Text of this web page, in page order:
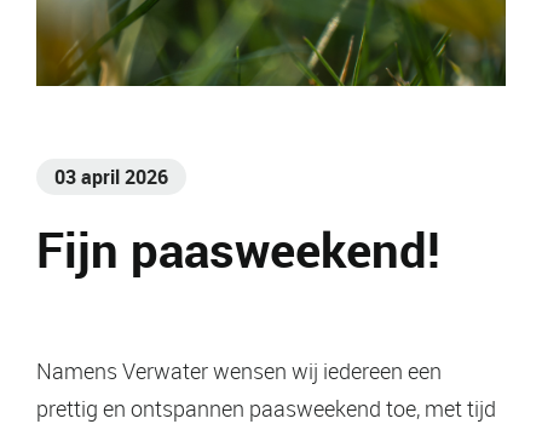
03 april 2026
Fijn paasweekend!
Namens Verwater wensen wij iedereen een
prettig en ontspannen paasweekend toe, met tijd